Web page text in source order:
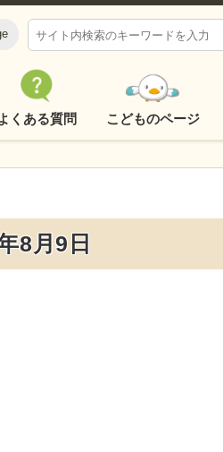
くある質問 こどものページ
8月9日